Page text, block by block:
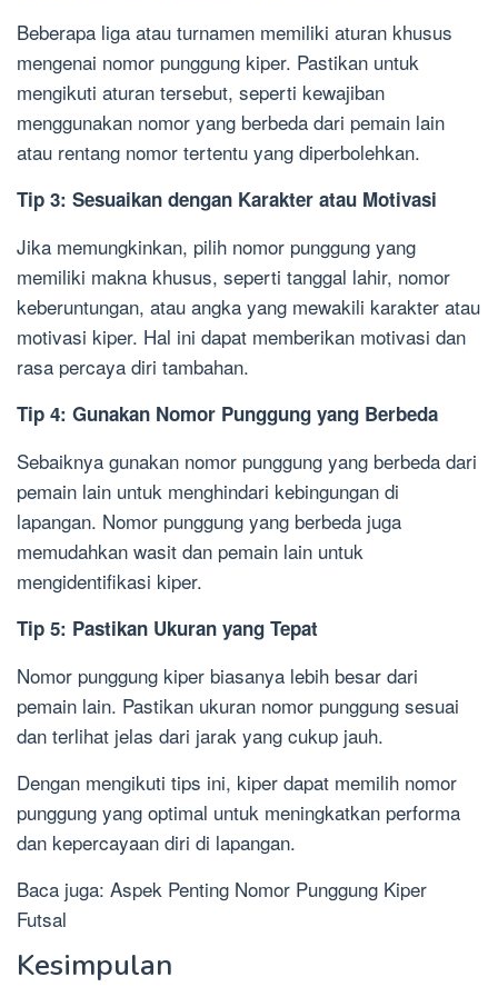
Beberapa liga atau turnamen memiliki aturan khusus
mengenai nomor punggung kiper. Pastikan untuk
mengikuti aturan tersebut, seperti kewajiban
menggunakan nomor yang berbeda dari pemain lain
atau rentang nomor tertentu yang diperbolehkan.
Tip 3: Sesuaikan dengan Karakter atau Motivasi
Jika memungkinkan, pilih nomor punggung yang
memiliki makna khusus, seperti tanggal lahir, nomor
keberuntungan, atau angka yang mewakili karakter atau
motivasi kiper. Hal ini dapat memberikan motivasi dan
rasa percaya diri tambahan.
Tip 4: Gunakan Nomor Punggung yang Berbeda
Sebaiknya gunakan nomor punggung yang berbeda dari
pemain lain untuk menghindari kebingungan di
lapangan. Nomor punggung yang berbeda juga
memudahkan wasit dan pemain lain untuk
mengidentifikasi kiper.
Tip 5: Pastikan Ukuran yang Tepat
Nomor punggung kiper biasanya lebih besar dari
pemain lain. Pastikan ukuran nomor punggung sesuai
dan terlihat jelas dari jarak yang cukup jauh.
Dengan mengikuti tips ini, kiper dapat memilih nomor
punggung yang optimal untuk meningkatkan performa
dan kepercayaan diri di lapangan.
Baca juga: Aspek Penting Nomor Punggung Kiper
Futsal
Kesimpulan